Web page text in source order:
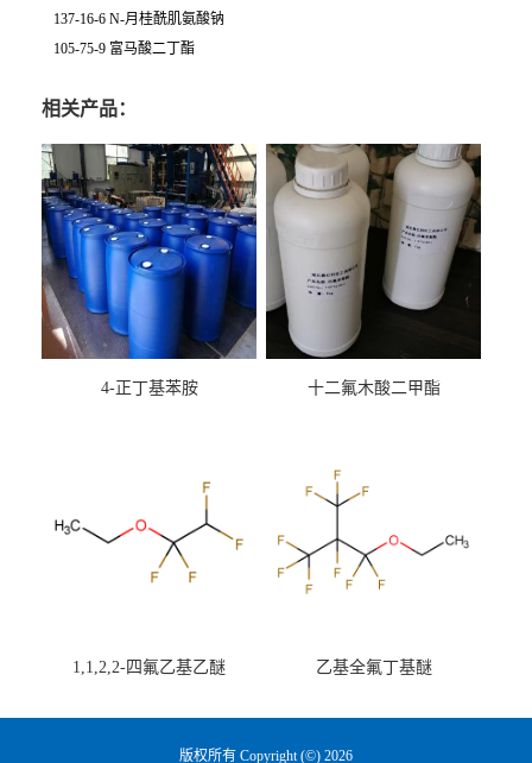
137-16-6 N-月桂酰肌氨酸钠
105-75-9 富马酸二丁酯
相关产品：
4-正丁基苯胺 十二氟木酸二甲酯
1,1,2,2-四氟乙基乙醚 乙基全氟丁基醚
版权所有 Copyright (©) 2026